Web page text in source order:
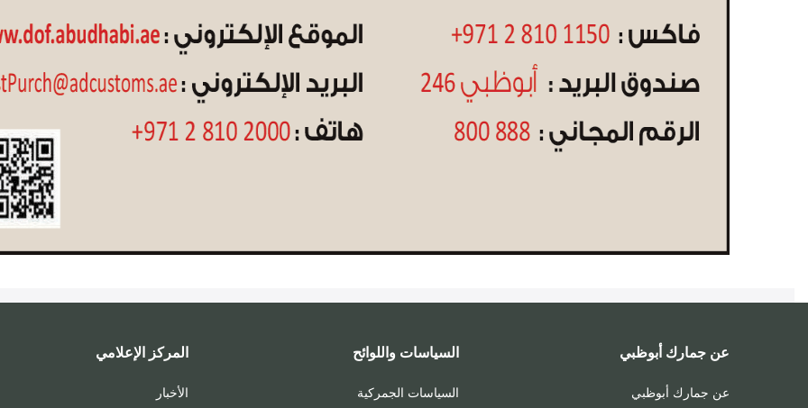
عن جمارك أبوظبي
عن جمارك أبوظبي
السياسات واللوائح
السياسات الجمركية
المركز الإعلامي
الأخبار